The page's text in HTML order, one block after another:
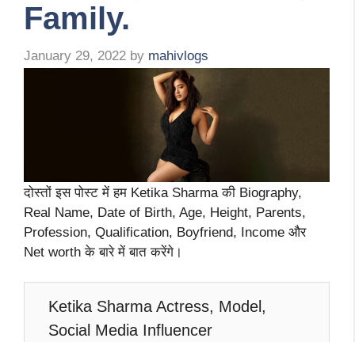
Family.
January 29, 2022 by mahivlogs
दोस्तों इस पोस्ट में हम Ketika Sharma की Biography,
Real Name, Date of Birth, Age, Height, Parents,
Profession, Qualification, Boyfriend, Income और
Net worth के बारे में बात करेंगे।
Ketika Sharma Actress, Model,
Social Media Influencer